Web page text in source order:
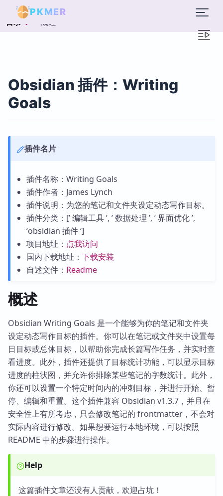
PKMER
目录 概述
Obsidian 插件：Writing
Goals
插件名片
插件名称：Writing Goals
插件作者：James Lynch
插件说明：为您的笔记和文件夹设定动态写作目标。
插件分类：[’ 编辑工具 ’, ’ 数据处理 ’, ’ 界面优化 ’,
‘obsidian 插件 ‘]
项目地址： 点我访问
国内下载地址： 下载安装
自述文件： Readme
概述
Obsidian Writing Goals 是一个能够为你的笔记和文件夹
设定动态写作目标的插件。你可以在笔记或文件夹中设置每
日目标或总体目标，以帮助你完成长篇写作任务，并实时查
看进度。此外，插件还提供了目标统计功能，可以显示目标
进度的柱状图，并允许你排除某些笔记的字数统计。此外，
你还可以设置一个特定时间内的冲刺目标，并进行开始、暂
停、编辑和重置。这个插件兼容 Obsidian v1.3.7，并且在
安全性上有所考虑，只会修改笔记的 frontmatter，不会对
实际内容进行修改。如果想要运行本地环境，可以按照
README 中的步骤进行操作。
Help
这篇插件文章还没有人贡献，欢迎占坑！